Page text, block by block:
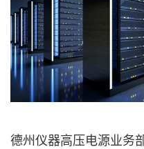
德州仪器高压电源业务